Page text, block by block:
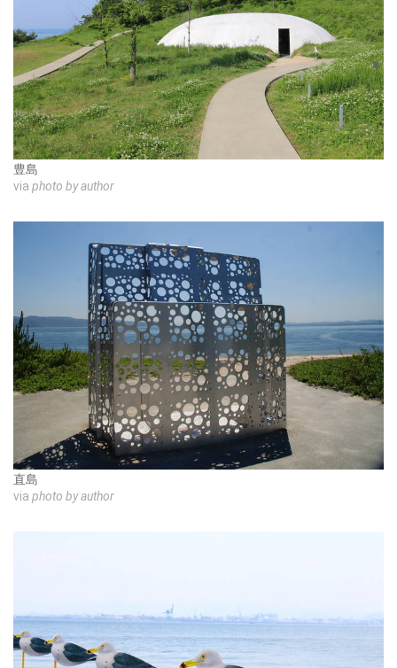
豊島
via photo by author
直島
via photo by author